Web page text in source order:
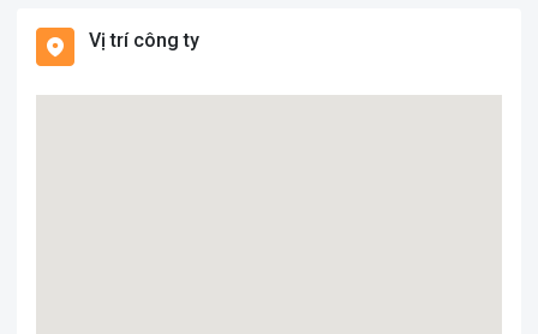
- Tư vấn, chuẩn bị hồ sơ, lập báo cáo, xin cấp phép, thẩm tra,
thẩm duyệt các giấy tờ hồ sơ:
Vị trí công ty